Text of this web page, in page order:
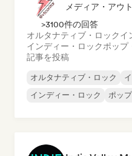
メディア・アウ
>3100件の回答
オルタナティブ・ロックイ
インディー・ロックポップ
記事を投稿
オルタナティブ・ロック
インディー・ロック
ポッ